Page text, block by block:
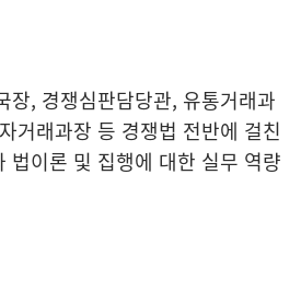
장, 경쟁심판담당관, 유통거래과
거래과장 등 경쟁법 전반에 걸친
법이론 및 집행에 대한 실무 역량